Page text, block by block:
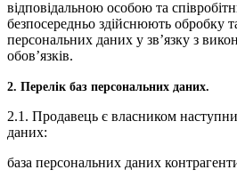
відповідальною особою та
безпосередньо здійснюють обробку
персональних даних у зв’язку з
обов’язків.
2. Перелік баз персональних даних.
2.1. Продавець є власником
даних:
база персональних даних